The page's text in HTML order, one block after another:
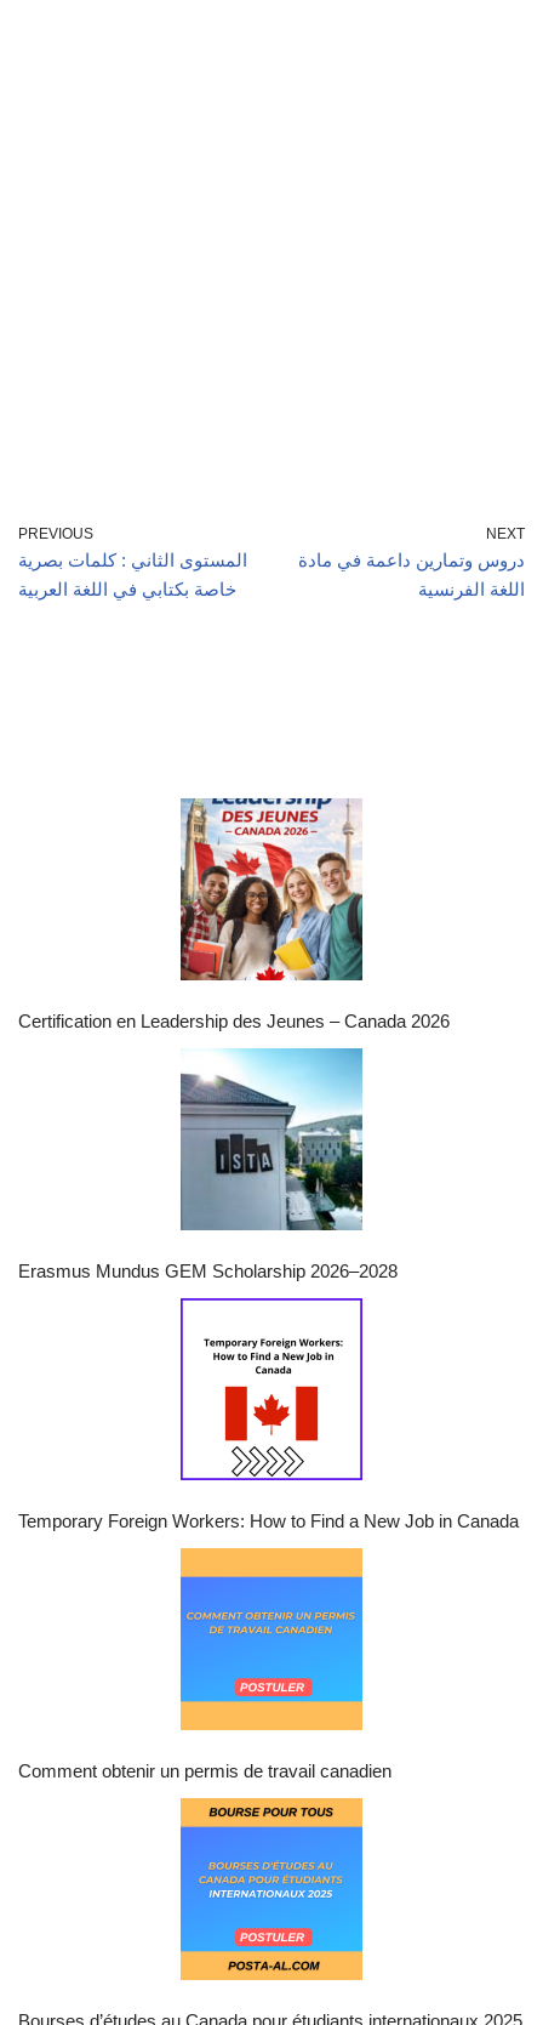
PREVIOUS
المستوى الثاني : كلمات بصرية
خاصة بكتابي في اللغة العربية
NEXT
دروس وتمارين داعمة في مادة
اللغة الفرنسية
Certification en Leadership des Jeunes – Canada 2026
Erasmus Mundus GEM Scholarship 2026–2028
Temporary Foreign Workers: How to Find a New Job in Canada
Comment obtenir un permis de travail canadien